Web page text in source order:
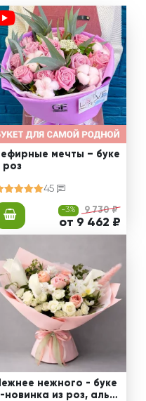
мечты – буке
роз
45
-3% 9 730 ₽
от 9 462 ₽
нежного - буке
новинка из роз, альст